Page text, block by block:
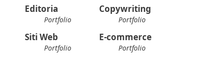
Editoria
Portfolio
Copywriting
Portfolio
Siti Web
Portfolio
E-commerce
Portfolio